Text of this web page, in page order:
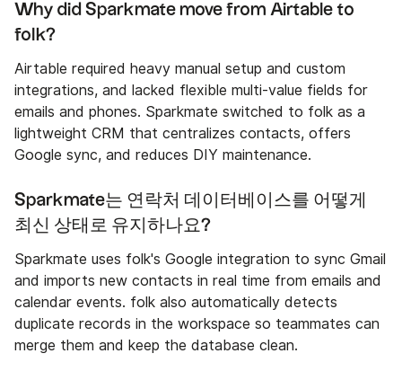
Why did Sparkmate move from Airtable to
folk?
Airtable required heavy manual setup and custom
integrations, and lacked flexible multi-value fields for
emails and phones. Sparkmate switched to folk as a
lightweight CRM that centralizes contacts, offers
Google sync, and reduces DIY maintenance.
Sparkmate는 연락처 데이터베이스를 어떻게
최신 상태로 유지하나요?
Sparkmate uses folk's Google integration to sync Gmail
and imports new contacts in real time from emails and
calendar events. folk also automatically detects
duplicate records in the workspace so teammates can
merge them and keep the database clean.